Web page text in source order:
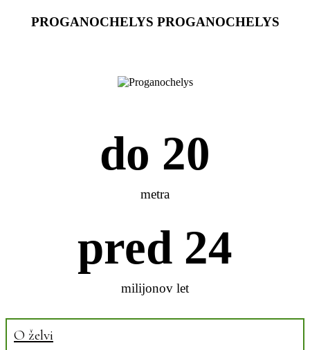
PROGANOCHELYS PROGANOCHELYS
metra
do 20
milijonov let
pred 24
O želvi